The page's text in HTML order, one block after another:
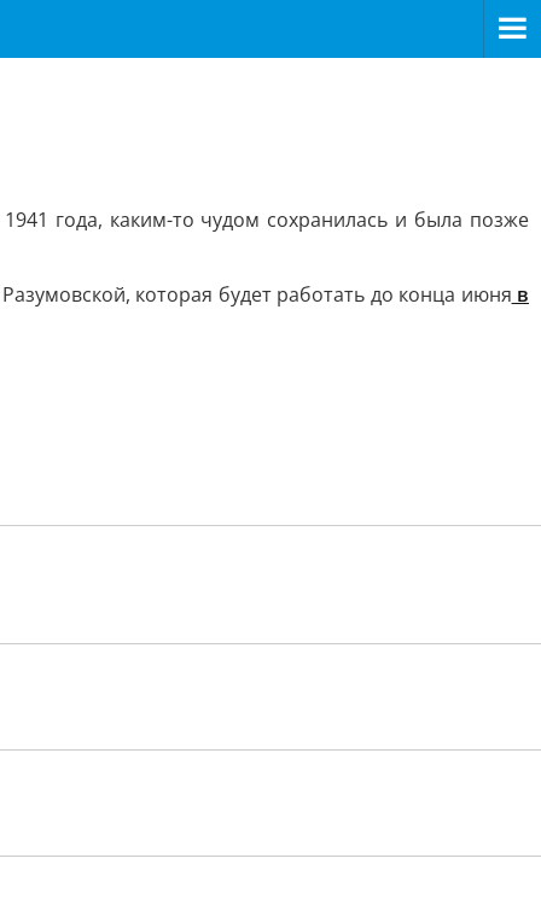
года, каким-то чудом сохранилась и была позже
которая будет работать до конца июня в